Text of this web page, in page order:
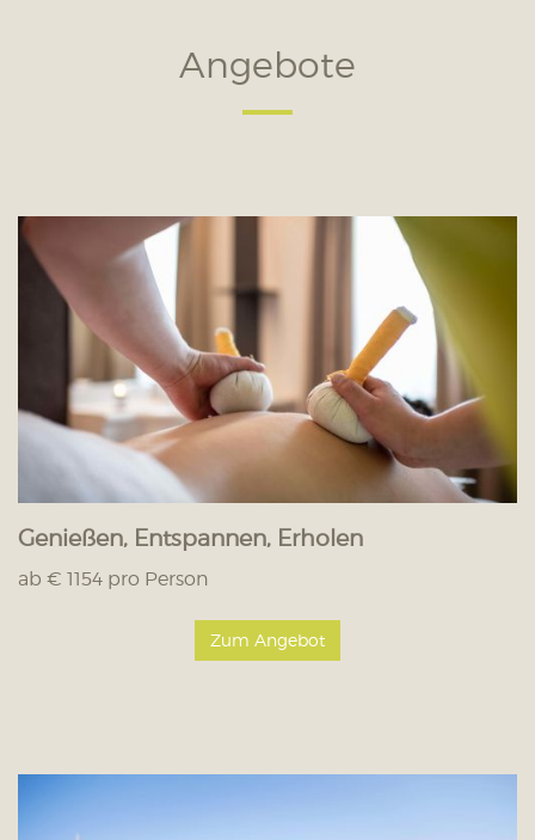
Angebote
Genießen, Entspannen, Erholen
ab € 1154 pro Person
Zum Angebot